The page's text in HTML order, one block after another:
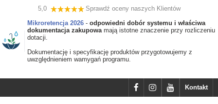
5,0
Sprawdź oceny naszych Klientów
Mikroretencja 2026 - odpowiedni dobór systemu i właściwa
dokumentacja zakupowamają istotne znaczenie przy rozliczeniu
dotacji.
Dokumentację i specyfikację produktów przygotowujemy z
uwzględnieniem wamygań programu.
Kontakt